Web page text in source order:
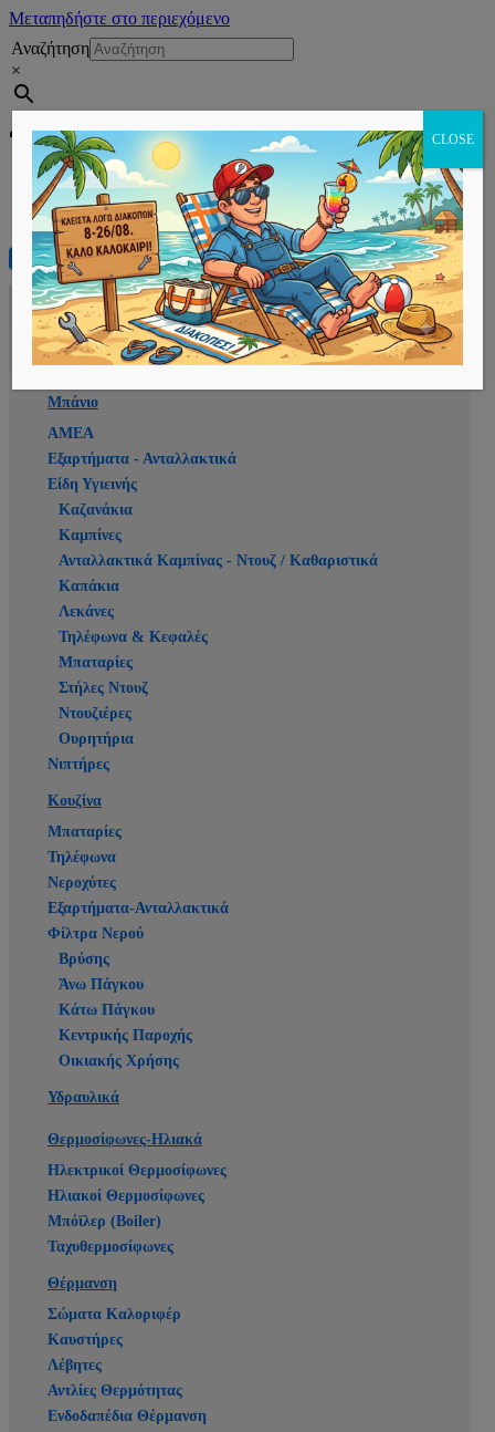
Μεταπηδήστε στο περιεχόμενο
Αναζήτηση
×
Εγγραφή
Αρχική
E-shop
Μπάνιο
ΑΜΕΑ
Εξαρτήματα - Ανταλλακτικά
Είδη Υγιεινής
Καζανάκια
Καμπίνες
Ανταλλακτικά Καμπίνας - Ντουζ / Καθαριστικά
Καπάκια
Λεκάνες
Τηλέφωνα & Κεφαλές
Μπαταρίες
Στήλες Ντουζ
Ντουζιέρες
Ουρητήρια
Νιπτήρες
Κουζίνα
Μπαταρίες
Τηλέφωνα
Νεροχύτες
Εξαρτήματα-Ανταλλακτικά
Φίλτρα Νερού
Βρύσης
Άνω Πάγκου
Κάτω Πάγκου
Κεντρικής Παροχής
Οικιακής Χρήσης
Υδραυλικά
Θερμοσίφωνες-Ηλιακά
Ηλεκτρικοί Θερμοσίφωνες
Ηλιακοί Θερμοσίφωνες
Μπόϊλερ (Boiler)
Ταχυθερμοσίφωνες
Θέρμανση
Σώματα Καλοριφέρ
Καυστήρες
Λέβητες
Αντλίες Θερμότητας
Ενδοδαπέδια Θέρμανση
CLOSE